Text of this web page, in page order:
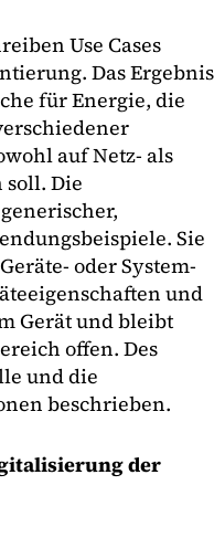
Use Cases
Das Ergebnis
für Energie, die
auf Netz- als
soll. Die
Sie
oder System-
und
Gerät und bleibt
offen. Des
und die
beschrieben.
der